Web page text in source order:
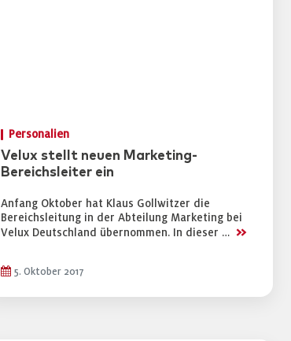
Personalien
Velux stellt neuen Marketing-
Bereichsleiter ein
Anfang Oktober hat Klaus Gollwitzer die
Bereichsleitung in der Abteilung Marketing bei
Velux Deutschland übernommen. In dieser … >>
5. Oktober 2017